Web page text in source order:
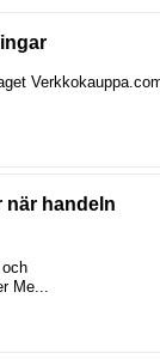
när handeln
Me...